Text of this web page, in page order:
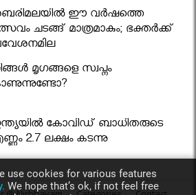
ഈ വർഷത്തെ
ചടങ്ങ് മാത്രമാകും; ഭക്തർക്ക്
മൃഗങ്ങളെ സ്വപ്നം
കോവിഡ് ബാധിതരുടെ
2.7 ലക്ഷം കടന്നു
use cookies for various features
We hope that’s ok, if not feel free